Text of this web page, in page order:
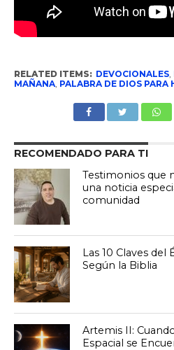
RELATED ITEMS: DEVOCIONALES,
MAÑANA, PALABRA DE DIOS PARA
RECOMENDADO PARA TI
Testimonios que
una noticia
comunidad
Las 10 Claves del
Según la Biblia
Artemis II:
Espacial se